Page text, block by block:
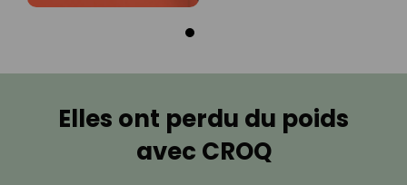
Elles ont perdu du poids
avec CROQ